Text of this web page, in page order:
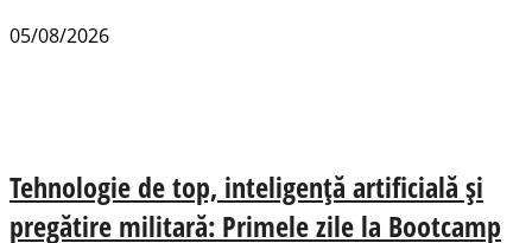
05/08/2026
Tehnologie de top, inteligență artificială și
pregătire militară: Primele zile la Bootcamp